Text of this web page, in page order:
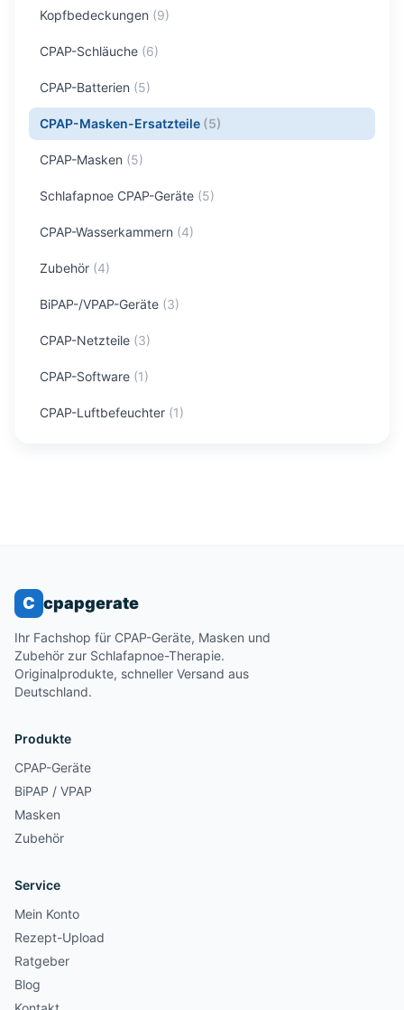
Kopfbedeckungen (9)
CPAP-Schläuche (6)
CPAP-Batterien (5)
CPAP-Masken-Ersatzteile (5)
CPAP-Masken (5)
Schlafapnoe CPAP-Geräte (5)
CPAP-Wasserkammern (4)
Zubehör (4)
BiPAP-/VPAP-Geräte (3)
CPAP-Netzteile (3)
CPAP-Software (1)
CPAP-Luftbefeuchter (1)
C cpapgerate
Ihr Fachshop für CPAP-Geräte, Masken und
Zubehör zur Schlafapnoe-Therapie.
Originalprodukte, schneller Versand aus
Deutschland.
Produkte
CPAP-Geräte
BiPAP / VPAP
Masken
Zubehör
Service
Mein Konto
Rezept-Upload
Ratgeber
Blog